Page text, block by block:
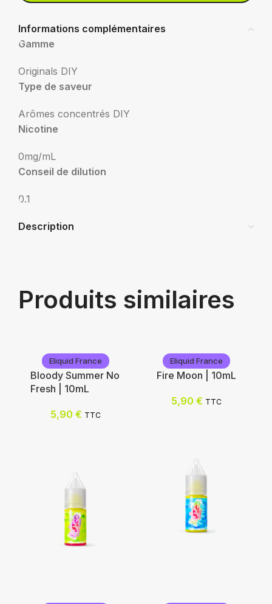
Informations complémentaires
Gamme
Originals DIY
Type de saveur
Arômes concentrés DIY
Nicotine
0mg/mL
Conseil de dilution
0.1
Description
Produits similaires
Eliquid France
Bloody Summer No
Fresh | 10mL
5,90 € TTC
Eliquid France
Fire Moon | 10mL
5,90 € TTC